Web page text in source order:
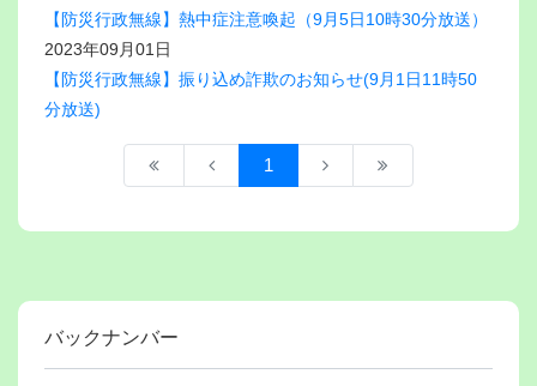
【防災行政無線】熱中症注意喚起（9月5日10時30分放送）
2023年09月01日
【防災行政無線】振り込め詐欺のお知らせ(9月1日11時50
分放送)
1
バックナンバー